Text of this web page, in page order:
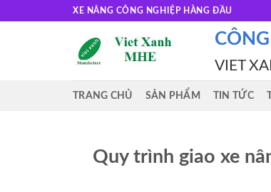
XE NÂNG CÔNG NGHIỆP HÀNG ĐẦU
VIET
TRANG CHỦ SẢN PHẨM TIN TỨC
Quy trình giao xe